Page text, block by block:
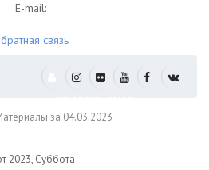
E-mail:
связь
за 04.03.2023
2023, Суббота